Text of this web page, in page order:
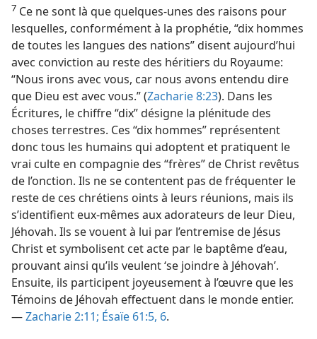
7 Ce ne sont là que quelques-unes des raisons pour
lesquelles, conformément à la prophétie, “dix hommes
de toutes les langues des nations” disent aujourd’hui
avec conviction au reste des héritiers du Royaume:
“Nous irons avec vous, car nous avons entendu dire
que Dieu est avec vous.” (Zacharie 8:23). Dans les
Écritures, le chiffre “dix” désigne la plénitude des
choses terrestres. Ces “dix hommes” représentent
donc tous les humains qui adoptent et pratiquent le
vrai culte en compagnie des “frères” de Christ revêtus
de l’onction. Ils ne se contentent pas de fréquenter le
reste de ces chrétiens oints à leurs réunions, mais ils
s’identifient eux-​mêmes aux adorateurs de leur Dieu,
Jéhovah. Ils se vouent à lui par l’entremise de Jésus
Christ et symbolisent cet acte par le baptême d’eau,
prouvant ainsi qu’ils veulent ‘se joindre à Jéhovah’.
Ensuite, ils participent joyeusement à l’œuvre que les
Témoins de Jéhovah effectuent dans le monde entier.
—Zacharie 2:11; Ésaïe 61:5, 6.